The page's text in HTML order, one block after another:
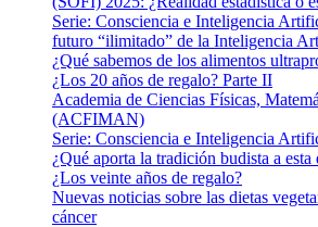
Serie: Consciencia e Inteligencia
futuro “ilimitado” de la Inteligencia
¿Qué sabemos de los alimentos
¿Los 20 años de regalo? Parte II
Academia de Ciencias Físicas,
(ACFIMAN)
Serie: Consciencia e Inteligencia
¿Qué aporta la tradición budista a esta
¿Los veinte años de regalo?
Nuevas noticias sobre las dietas
cáncer